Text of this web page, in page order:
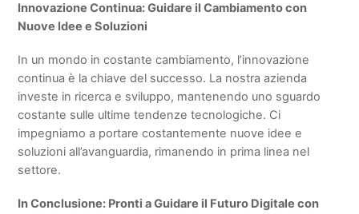
Innovazione Continua: Guidare il Cambiamento con
Nuove Idee e Soluzioni
In un mondo in costante cambiamento, l’innovazione
continua è la chiave del successo. La nostra azienda
investe in ricerca e sviluppo, mantenendo uno sguardo
costante sulle ultime tendenze tecnologiche. Ci
impegniamo a portare costantemente nuove idee e
soluzioni all’avanguardia, rimanendo in prima linea nel
settore.
In Conclusione: Pronti a Guidare il Futuro Digitale con